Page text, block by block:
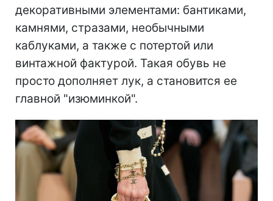
декоративными элементами: бантиками,
камнями, стразами, необычными
каблуками, а также с потертой или
винтажной фактурой. Такая обувь не
просто дополняет лук, а становится ее
главной "изюминкой".